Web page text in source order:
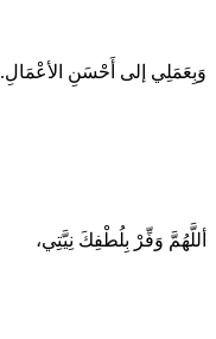
وَبِعَمَلِي إلى أَحْسَنِ الأعْمَالِ.
أللَّهُمَّ وَفِّرْ بِلُطْفِكَ نِيَّتِي،